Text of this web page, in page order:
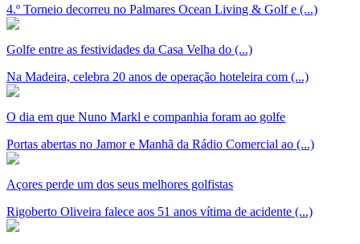
4.º Torneio decorreu no Palmares Ocean Living & Golf e (...)
Golfe entre as festividades da Casa Velha do (...)
Na Madeira, celebra 20 anos de operação hoteleira com (...)
O dia em que Nuno Markl e companhia foram ao golfe
Portas abertas no Jamor e Manhã da Rádio Comercial ao (...)
Açores perde um dos seus melhores golfistas
Rigoberto Oliveira falece aos 51 anos vítima de acidente (...)